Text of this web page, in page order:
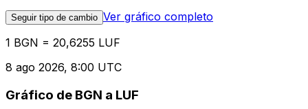
Seguir tipo de cambio Ver gráfico completo
1 BGN = 20,6255 LUF
8 ago 2026, 8:00 UTC
Gráfico de BGN a LUF